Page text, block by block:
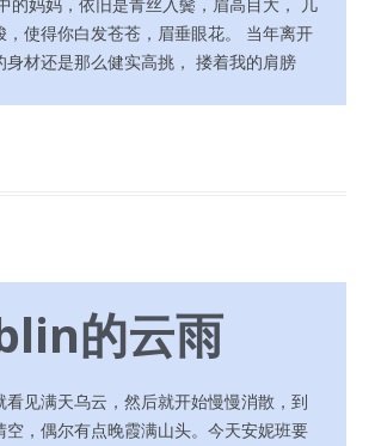
，使得你白发苍苍，眉垂眼花。 当年离开
身材还是那么健实高挑， 搂着我的肩膀
的云雨
看见满天乌云，然后就开始慢慢消散，到
空，偶尔有点晚霞满山头。今天安妮班要